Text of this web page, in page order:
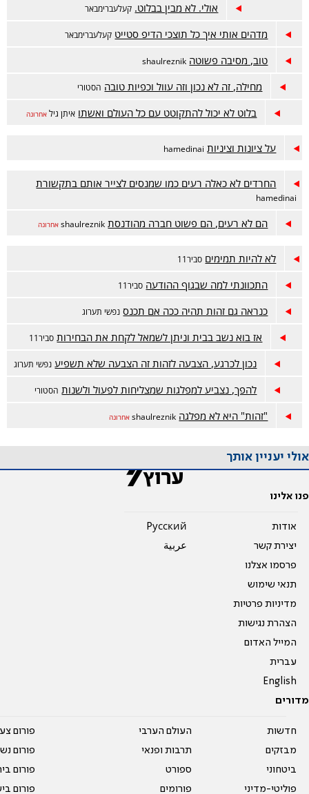
אולי. לא מבין בבלוט. קעלעברימבאר
מדהים אותי איך כל תוצכי הדיפ סטייט קעלעברימבאר
טוב, מסיבה פשוטה shaulreznik
מחילה, זה לא נכון וזה עוול וכפיות טובה הסטורי
בלוט לא יכול להתקוטט עם כל העולם ואשתו איתן גיל אחרונה
על ציונות וציניות hamedinai
החרדים לא כאלה רעים כמו שמנסים לצייר אותם בתקשורת
hamedinai
הם לא רעים, הם פשוט חברה מהודנסת shaulreznik אחרונה
לא להיות תמימים סביר11
התכוונתי למה שבגוף ההודעה סביר11
כנראה גם זהות תהיה ככה אם תכנס נפשי תערוג
אז בוא נשב בבית וניתן לשמאל לקחת את הבחירות סביר11
נכון לכרגע, הצבעה לזהות זה הצבעה שלא תשפיע נפשי תערוג
להפך, נצביע למפלגות שמצליחות לפעול ולשנות הסטורי
"זהות" היא לא מפלגה shaulreznik אחרונה
אולי יעניין אותך
פנו אלינו
אודות
יצירת קשר
פרסמו אצלנו
תנאי שימוש
מדיניות פרטיות
הצהרת נגישות
המייל האדום
עברית
English
Pусский
عربية
מדורים
חדשות
מבזקים
ביטחוני
פוליטי-מדיני
העולם הערבי
תרבות ופנאי
ספורט
פורומים
פורום
פורום
פורום
פורום